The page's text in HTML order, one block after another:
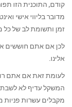
קודם, התוכנית הזו
מדובר בליווי אישי
זמן ותשומת לב של כל
לכן אם אתם חוששים
אלינו.
לעומת זאת אם אתם
המשקל עדיף לא לשבת
מקבלים עשרות פניות